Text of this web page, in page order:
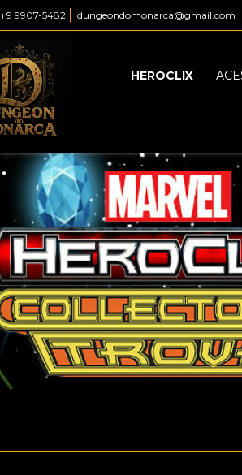
9 9907-5482 dungeondomonarca@gmail.com
HEROCLIX